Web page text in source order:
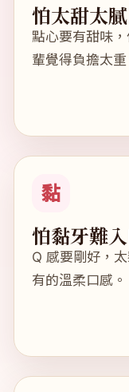
怕太甜太膩
點心要有甜味
輩覺得負擔太重
黏
怕黏牙難
Q 感要剛好，
有的溫柔口感。